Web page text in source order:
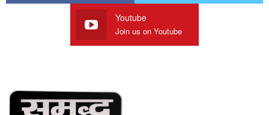
Youtube
Join us on Youtube